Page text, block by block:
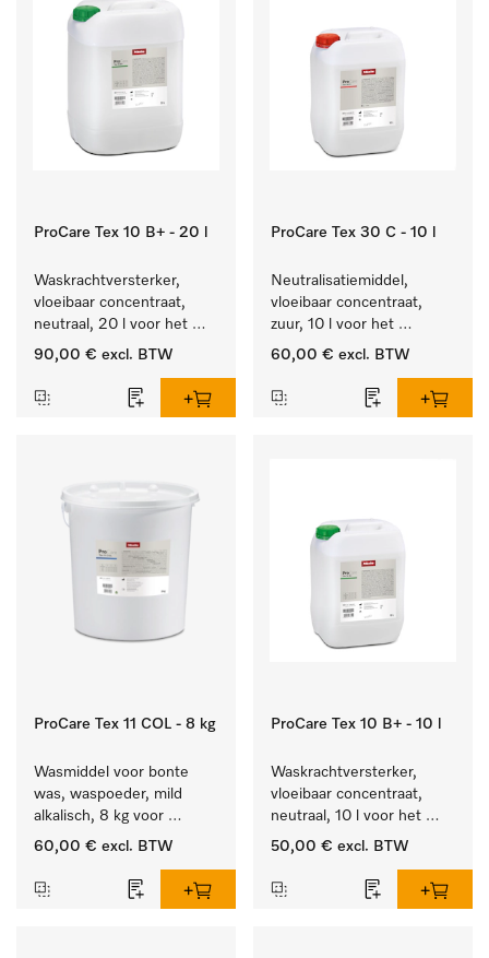
ProCare Tex 10 B+ - 20 l
Waskrachtversterker,
vloeibaar concentraat,
neutraal, 20 l voor het
effectief verwijderen van
90,00 € excl. BTW
ProCare Tex 30 C - 10 l
Neutralisatiemiddel,
vloeibaar concentraat,
zuur, 10 l voor het
optimaal beschermen van
betrouwbare neutralisatie.
60,00 € excl. BTW
ProCare Tex 11 COL - 8 kg
Wasmiddel voor bonte
was, waspoeder, mild
alkalisch, 8 kg voor
behoud van kleur en
was.
60,00 € excl. BTW
ProCare Tex 10 B+ - 10 l
Waskrachtversterker,
vloeibaar concentraat,
neutraal, 10 l voor het
effectief verwijderen van
50,00 € excl. BTW